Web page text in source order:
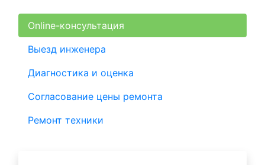
Online-консультация
Выезд инженера
Диагностика и оценка
Согласование цены ремонта
Ремонт техники